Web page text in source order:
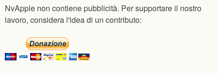
NvApple non contiene pubblicità. Per supportare il nostro
lavoro, considera l'idea di un contributo: